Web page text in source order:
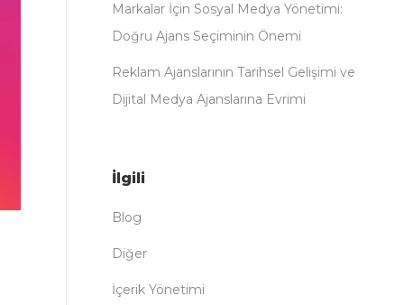
Markalar İçin Sosyal Medya Yönetimi:
Doğru Ajans Seçiminin Önemi
Reklam Ajanslarının Tarihsel Gelişimi ve
Dijital Medya Ajanslarına Evrimi
İlgili
Blog
Diğer
İçerik Yönetimi